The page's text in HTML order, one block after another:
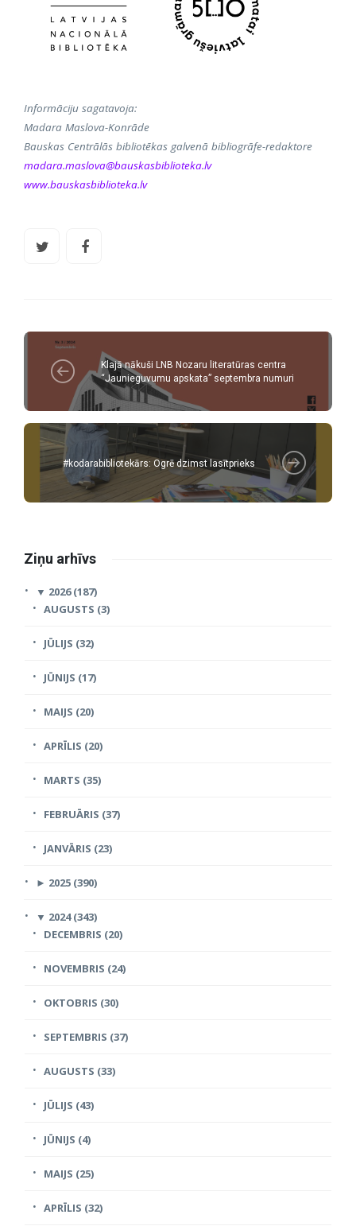
Informāciju sagatavoja:
Madara Maslova-Konrāde
Bauskas Centrālās bibliotēkas galvenā bibliogrāfe-redaktore
madara.maslova@bauskasbiblioteka.lv
www.bauskasbiblioteka.lv
Klajā nākuši LNB Nozaru literatūras centra
“Jaunieguvumu apskata” septembra numuri
#kodarabibliotekārs: Ogrē dzimst lasītprieks
Ziņu arhīvs
▼ 2026 (187)
AUGUSTS (3)
JŪLIJS (32)
JŪNIJS (17)
MAIJS (20)
APRĪLIS (20)
MARTS (35)
FEBRUĀRIS (37)
JANVĀRIS (23)
► 2025 (390)
▼ 2024 (343)
DECEMBRIS (20)
NOVEMBRIS (24)
OKTOBRIS (30)
SEPTEMBRIS (37)
AUGUSTS (33)
JŪLIJS (43)
JŪNIJS (4)
MAIJS (25)
APRĪLIS (32)